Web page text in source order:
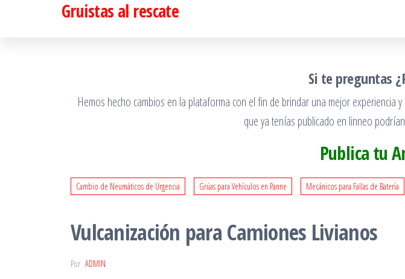
Gruistas al rescate
Si te preguntas
Hemos hecho cambios en la plataforma con el fin de brindar una mejor experiencia
que ya tenías publicado en linneo
Publica tu
Cambio de Neumáticos de Urgencia Grúas para Vehículos en Panne Mecánicos para Fallas de Batería
Vulcanización para Camiones Livianos
Por ADMIN